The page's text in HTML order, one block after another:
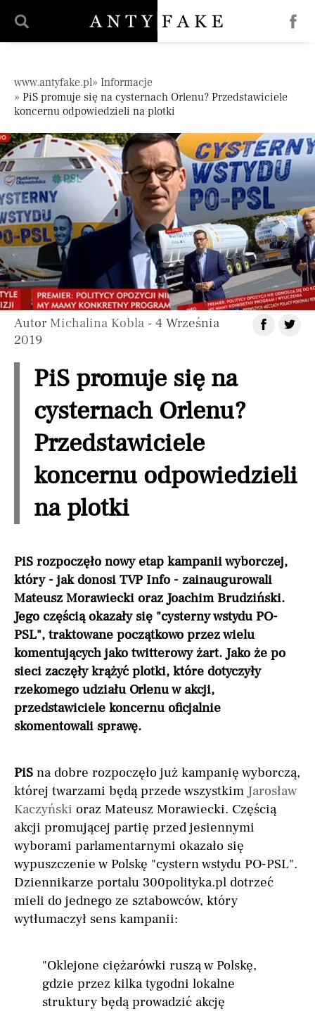
Pomiń nawigację
www.antyfake.pl
Informacje
PiS promuje się na cysternach Orlenu? Przedstawiciele
koncernu odpowiedzieli na plotki
Autor Michalina Kobla - 4 Września
2019
PiS promuje się na
cysternach Orlenu?
Przedstawiciele
koncernu odpowiedzieli
na plotki
PiS rozpoczęło nowy etap kampanii wyborczej,
który - jak donosi TVP Info - zainaugurowali
Mateusz Morawiecki oraz Joachim Brudziński.
Jego częścią okazały się "cysterny wstydu PO-
PSL", traktowane początkowo przez wielu
komentujących jako twitterowy żart. Jako że po
sieci zaczęły krążyć plotki, które dotyczyły
rzekomego udziału Orlenu w akcji,
przedstawiciele koncernu oficjalnie
skomentowali sprawę.
PiS na dobre rozpoczęło już kampanię wyborczą,
której twarzami będą przede wszystkim Jarosław
Kaczyński oraz Mateusz Morawiecki. Częścią
akcji promującej partię przed jesiennymi
wyborami parlamentarnymi okazało się
wypuszczenie w Polskę "cystern wstydu PO-PSL".
Dziennikarze portalu 300polityka.pl dotrzeć
mieli do jednego ze sztabowców, który
wytłumaczył sens kampanii:
"Oklejone ciężarówki ruszą w Polskę,
gdzie przez kilka tygodni lokalne
struktury będą prowadzić akcję